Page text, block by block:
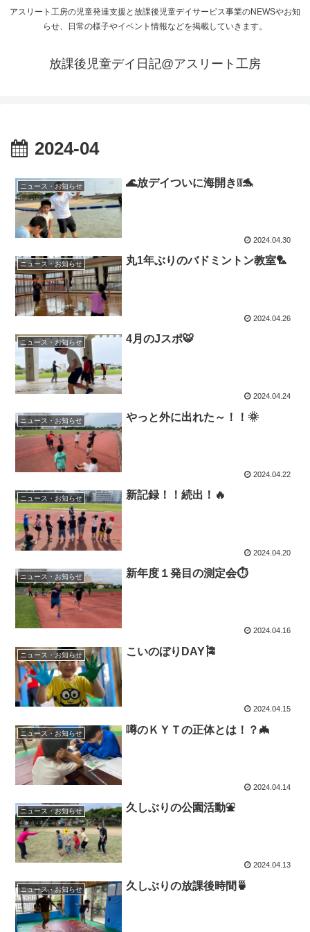
アスリート工房の児童発達支援と放課後児童デイサービス事業のNEWSやお知
らせ、日常の様子やイベント情報などを掲載していきます。
放課後児童デイ日記@アスリート工房
2024-04
ニュース・お知らせ 🌊放デイついに海開き❕❕🐬
2024.04.30
ニュース・お知らせ 丸1年ぶりのバドミントン教室🏸
2024.04.26
ニュース・お知らせ 4月のJスポ🐯
2024.04.24
ニュース・お知らせ やっと外に出れた～！！🌞
2024.04.22
ニュース・お知らせ 新記録！！続出！🔥
2024.04.20
ニュース・お知らせ 新年度１発目の測定会⏱
2024.04.16
ニュース・お知らせ こいのぼりDAY🎏
2024.04.15
ニュース・お知らせ 噂のＫＹＴの正体とは！？🦇
2024.04.14
ニュース・お知らせ 久しぶりの公園活動⛲
2024.04.13
ニュース・お知らせ 久しぶりの放課後時間🍵